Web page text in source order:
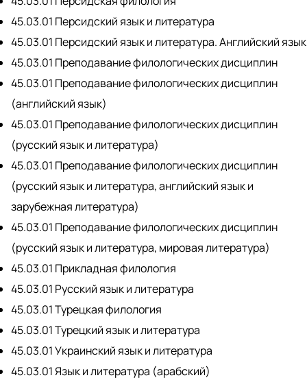
45.03.01 Персидский язык и литература
45.03.01 Персидский язык и литература. Английский язык
45.03.01 Преподавание филологических дисциплин
45.03.01 Преподавание филологических дисциплин
(английский язык)
45.03.01 Преподавание филологических дисциплин
(русский язык и литература)
45.03.01 Преподавание филологических дисциплин
(русский язык и литература, английский язык и
зарубежная литература)
45.03.01 Преподавание филологических дисциплин
(русский язык и литература, мировая литература)
45.03.01 Прикладная филология
45.03.01 Русский язык и литература
45.03.01 Турецкая филология
45.03.01 Турецкий язык и литература
45.03.01 Украинский язык и литература
45.03.01 Язык и литература (арабский)